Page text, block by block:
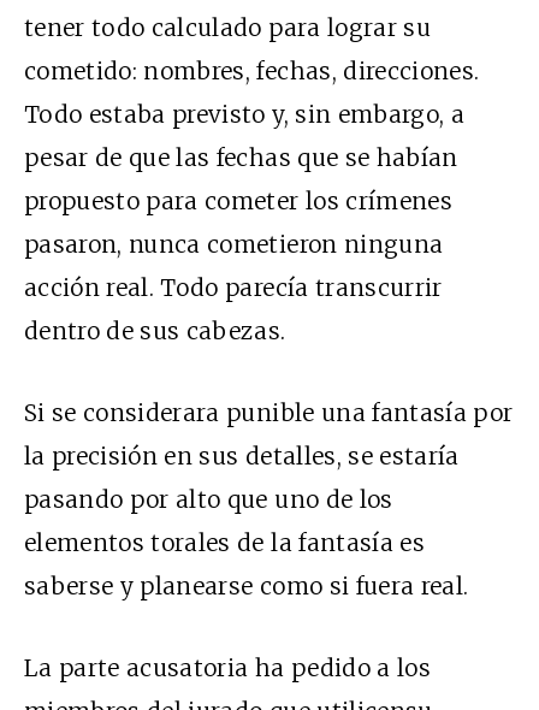
tener todo calculado para lograr su
cometido: nombres, fechas, direcciones.
Todo estaba previsto y, sin embargo, a
pesar de que las fechas que se habían
propuesto para cometer los crímenes
pasaron, nunca cometieron ninguna
acción real. Todo parecía transcurrir
dentro de sus cabezas.
Si se considerara punible una fantasía por
la precisión en sus detalles, se estaría
pasando por alto que uno de los
elementos torales de la fantasía es
saberse y planearse como si fuera real.
La parte acusatoria ha pedido a los